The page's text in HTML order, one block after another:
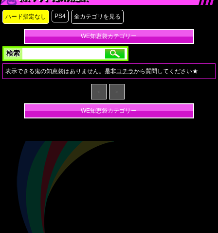
ハード指定なし PS4 全カテゴリを見る
WE知恵袋カテゴリー
検索
表示できる鬼の知恵袋はありません。是非コチラから質問してください★
WE知恵袋カテゴリー